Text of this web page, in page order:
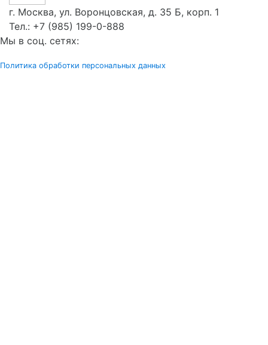
г. Москва, ул. Воронцовская, д. 35 Б, корп. 1
Тел.: +7 (985) 199-0-888
Мы в соц. сетях:
Политика обработки персональных данных